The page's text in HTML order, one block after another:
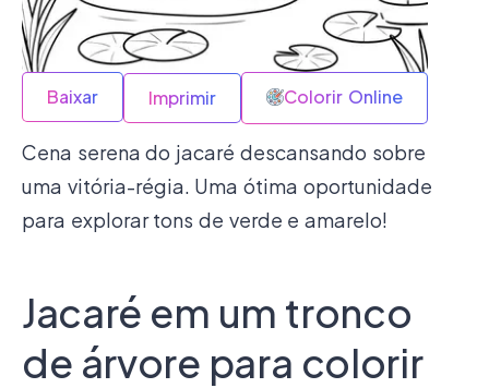
Baixar Imprimir Colorir Online
Cena serena do jacaré descansando sobre
uma vitória-régia. Uma ótima oportunidade
para explorar tons de verde e amarelo!
Jacaré em um tronco
de árvore para colorir